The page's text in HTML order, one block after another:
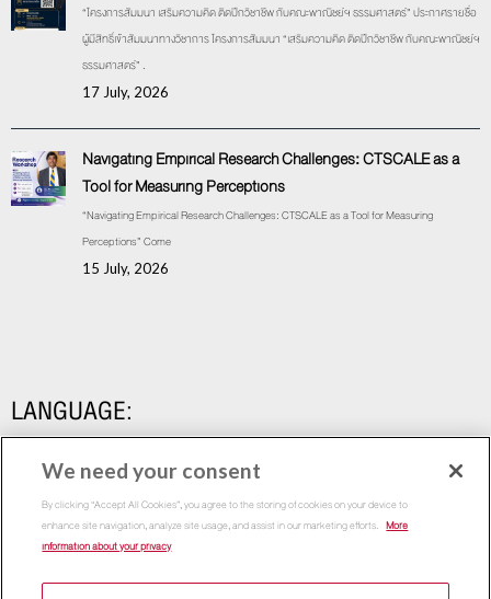
“โครงการสัมมนา เสริมความคิด ติดปีกวิชาชีพ กับคณะพาณิชย์ฯ ธรรมศาสตร์” ประกาศรายชื่อ
ผู้มีสิทธิ์เข้าสัมมนาทางวิชาการ โครงการสัมมนา “เสริมความคิด ติดปีกวิชาชีพ กับคณะพาณิชย์ฯ
ธรรมศาสตร์” .
17 July, 2026
Navigating Empirical Research Challenges: CTSCALE as a
Tool for Measuring Perceptions
“Navigating Empirical Research Challenges: CTSCALE as a Tool for Measuring
Perceptions” Come
15 July, 2026
LANGUAGE:
We need your consent
By clicking “Accept All Cookies”, you agree to the storing of cookies on your device to
enhance site navigation, analyze site usage, and assist in our marketing efforts. More
information about your privacy